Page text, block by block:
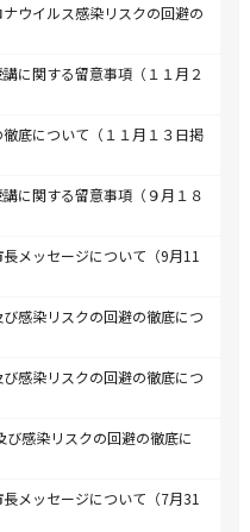
ウイルス感染リスクの回避の
に関する留意事項（１１月２
徹底について（１１月１３日掲
に関する留意事項（９月１８
メッセージについて（9月11
感染リスクの回避の徹底につ
感染リスクの回避の徹底につ
び感染リスクの回避の徹底に
メッセージについて（7月31